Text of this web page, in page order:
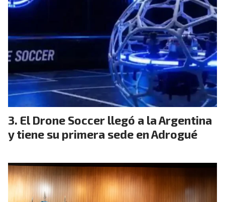
El Drone Soccer llegó a la Argentina
y tiene su primera sede en Adrogué